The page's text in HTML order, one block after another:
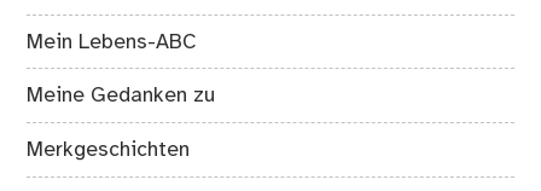
Mein Lebens-ABC
Meine Gedanken zu
Merkgeschichten